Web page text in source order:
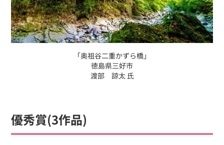
「奥祖谷二重かずら橋」
徳島県三好市
渡部 諒太 氏
優秀賞(3作品)